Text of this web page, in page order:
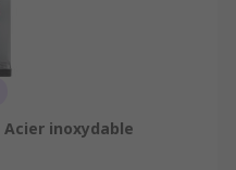
Acier inoxydable